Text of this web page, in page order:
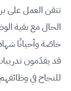
تتقن العمل على
الحال مع بقية
خاصّة وأحيانًا
قد يقدّمون
للنجاح في